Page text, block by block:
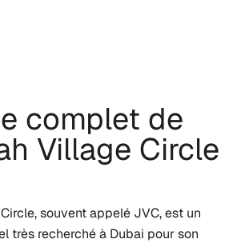
complet de
Village Circle
souvent appelé JVC, est un
très recherché à Dubai pour son